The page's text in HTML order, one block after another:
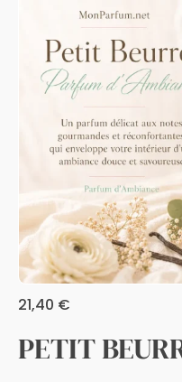
21,40 €
PETIT